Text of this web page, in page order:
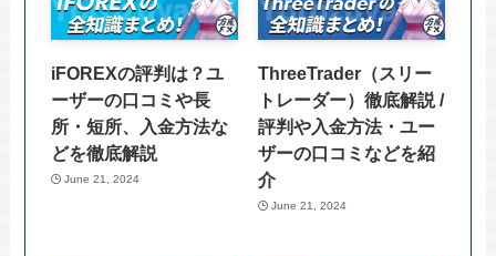
iFOREXの評判は？ユ
ーザーの口コミや長
所・短所、入金方法な
どを徹底解説
June 21, 2024
ThreeTrader（スリー
トレーダー）徹底解説 /
評判や入金方法・ユー
ザーの口コミなどを紹
介
June 21, 2024